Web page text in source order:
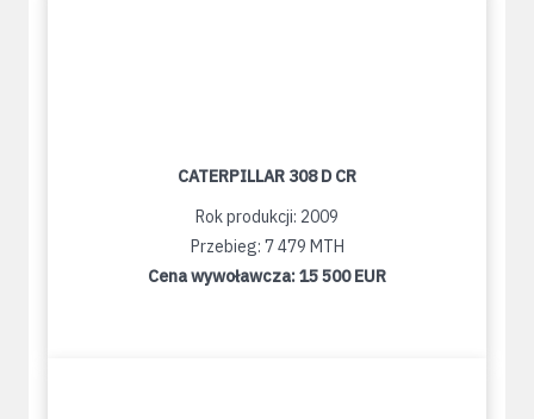
CATERPILLAR 308 D CR
Rok produkcji: 2009
Przebieg: 7 479 MTH
Cena wywoławcza:15 500 EUR